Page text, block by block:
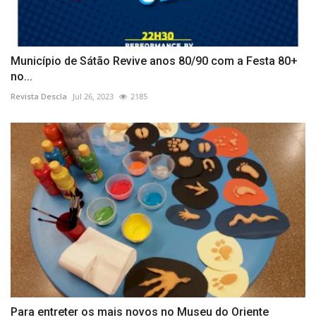
Município de Sátão Revive anos 80/90 com a Festa 80+
no...
Revista Descla Jul 26, 2023 2185
Para entreter os mais novos no Museu do Oriente